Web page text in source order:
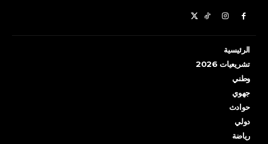
الرئيسية
تشريعيات 2026
وطني
جهوي
حوادث
دولي
رياضة